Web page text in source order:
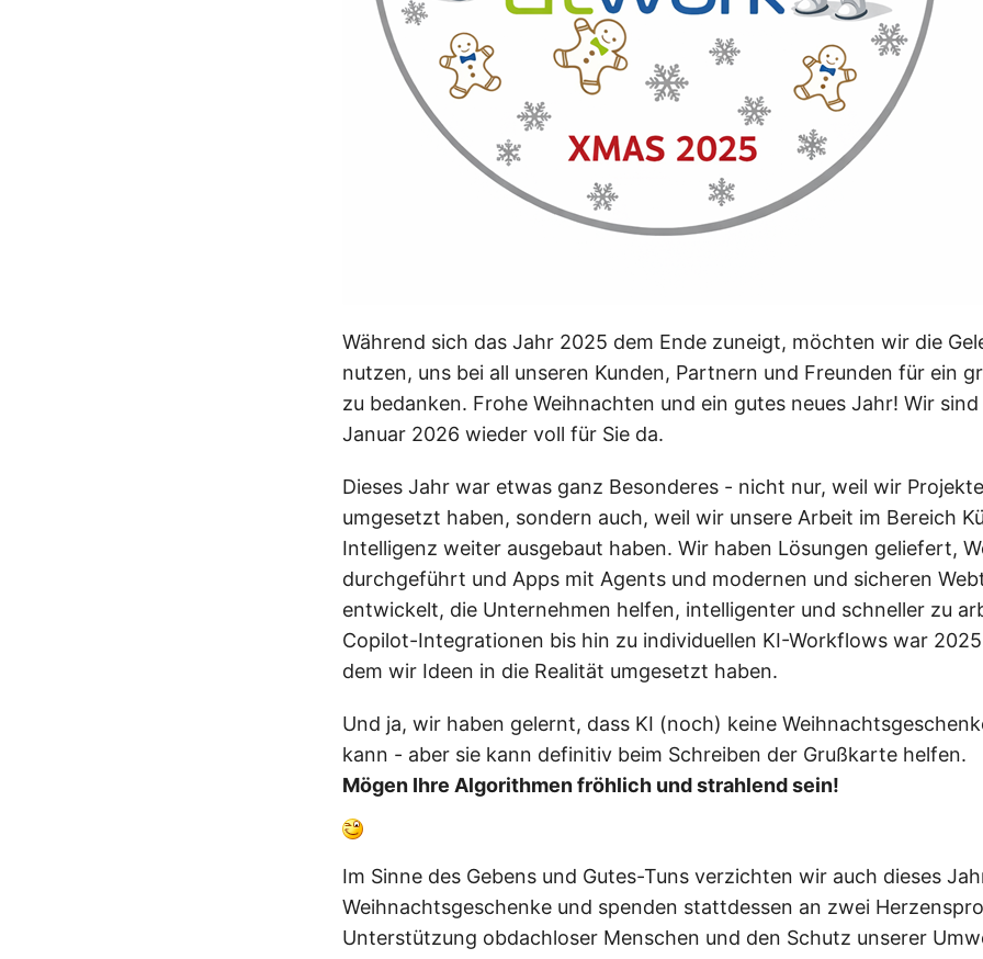
Während sich das Jahr 2025 dem Ende zuneigt, möchten wir die
nutzen, uns bei all unseren Kunden, Partnern und Freunden für ein
zu bedanken. Frohe Weihnachten und ein gutes neues Jahr! Wir sind
Januar 2026 wieder voll für Sie da.
Dieses Jahr war etwas ganz Besonderes - nicht nur, weil wir
umgesetzt haben, sondern auch, weil wir unsere Arbeit im Bereich
Intelligenz weiter ausgebaut haben. Wir haben Lösungen geliefert,
durchgeführt und Apps mit Agents und modernen und sicheren
entwickelt, die Unternehmen helfen, intelligenter und schneller zu
Copilot-Integrationen bis hin zu individuellen KI-Workflows war
dem wir Ideen in die Realität umgesetzt haben.
Und ja, wir haben gelernt, dass KI (noch) keine
kann - aber sie kann definitiv beim Schreiben der Grußkarte helfen.
Mögen Ihre Algorithmen fröhlich und strahlend sein!
Im Sinne des Gebens und Gutes-Tuns verzichten wir auch dieses
Weihnachtsgeschenke und spenden stattdessen an zwei
Unterstützung obdachloser Menschen und den Schutz unserer